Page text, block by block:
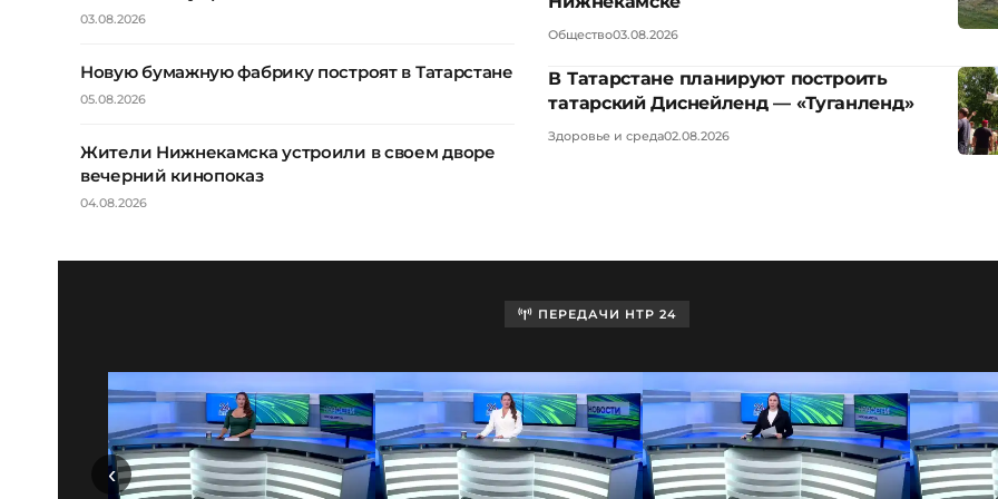
03.08.2026
Новую бумажную фабрику построят в Татарстане
05.08.2026
Жители Нижнекамска устроили в своем дворе
вечерний кинопоказ
04.08.2026
Общество03.08.2026
В Татарстане планируют построить
татарский Диснейленд — «Туганленд»
Здоровье и среда02.08.2026
ПЕРЕДАЧИ НТР 24
‹